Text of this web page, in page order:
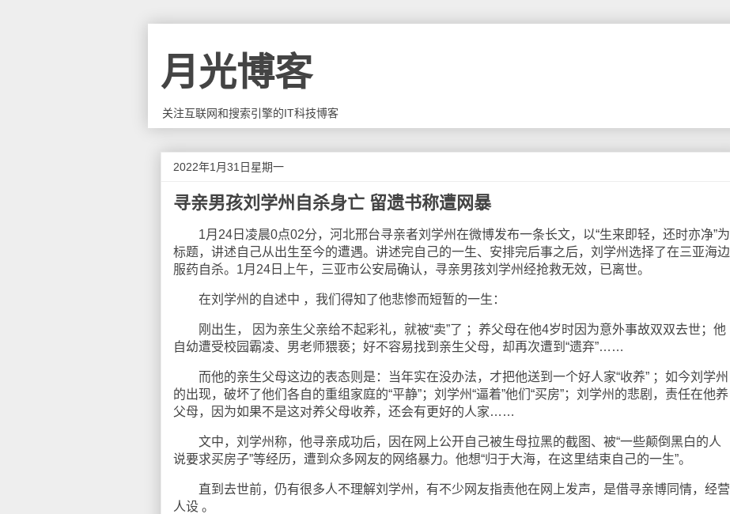
月光博客
关注互联网和搜索引擎的IT科技博客
2022年1月31日星期一
寻亲男孩刘学州自杀身亡 留遗书称遭网暴
1月24日凌晨0点02分，河北邢台寻亲者刘学州在微博发布一条长文，以“生来即轻，还时亦净”为
标题，讲述自己从出生至今的遭遇。讲述完自己的一生、安排完后事之后，刘学州选择了在三亚海边
服药自杀。1月24日上午，三亚市公安局确认，寻亲男孩刘学州经抢救无效，已离世。
在刘学州的自述中 ，我们得知了他悲惨而短暂的一生：
刚出生， 因为亲生父亲给不起彩礼，就被“卖”了 ；养父母在他4岁时因为意外事故双双去世；他
自幼遭受校园霸凌、男老师猥亵；好不容易找到亲生父母，却再次遭到“遗弃”……
而他的亲生父母这边的表态则是：当年实在没办法，才把他送到一个好人家“收养” ；如今刘学州
的出现，破坏了他们各自的重组家庭的“平静”；刘学州“逼着”他们“买房”；刘学州的悲剧，责任在他养
父母，因为如果不是这对养父母收养，还会有更好的人家……
文中，刘学州称，他寻亲成功后，因在网上公开自己被生母拉黑的截图、被“一些颠倒黑白的人
说要求买房子”等经历，遭到众多网友的网络暴力。他想“归于大海，在这里结束自己的一生”。
直到去世前，仍有很多人不理解刘学州，有不少网友指责他在网上发声，是借寻亲博同情，经营
人设 。